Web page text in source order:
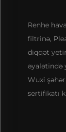
Renhe
filtrinə,
diqqət
əyalətində
Wuxi
sertifikatı